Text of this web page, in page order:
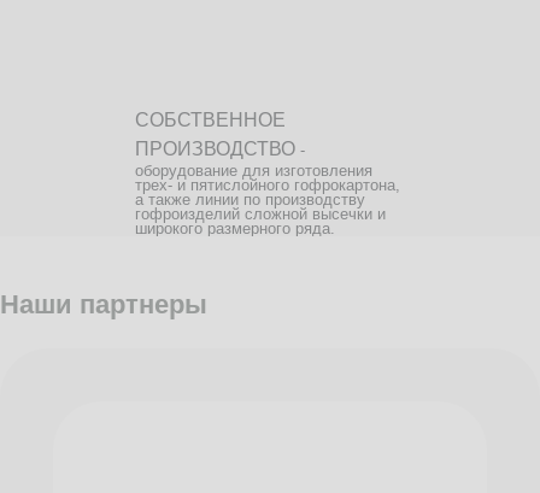
СОБСТВЕННОЕ
ПРОИЗВОДСТВО -
оборудование для изготовления
трех- и пятислойного гофрокартона,
а также линии по производству
гофроизделий сложной высечки и
широкого размерного ряда.
Наши партнеры